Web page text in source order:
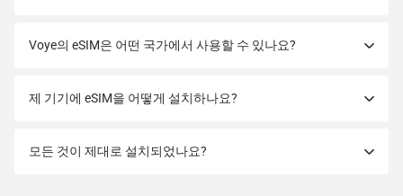
Voye의 eSIM은 어떤 국가에서 사용할 수 있나요?
제 기기에 eSIM을 어떻게 설치하나요?
모든 것이 제대로 설치되었나요?